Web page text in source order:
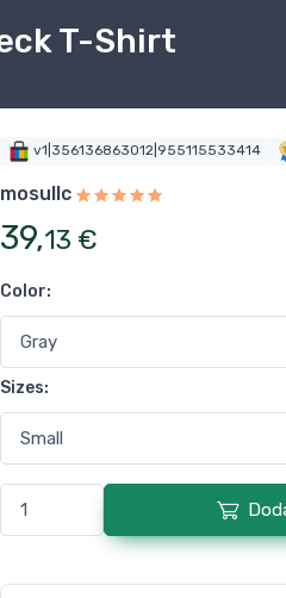
T-Shirt
v1|356136863012|955115533414
mosullc
39,13 €
Color:
Sizes: